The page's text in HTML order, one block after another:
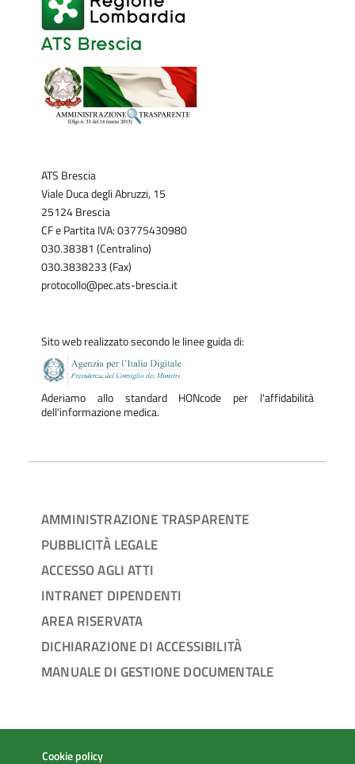
ATS Brescia
Viale Duca degli Abruzzi, 15
25124 Brescia
CF e Partita IVA: 03775430980
030.38381 (Centralino)
030.3838233 (Fax)
protocollo@pec.ats-brescia.it
Sito web realizzato secondo le linee guida di:
Aderiamo allo standard HONcode per l'affidabilità
dell'informazione medica.
AMMINISTRAZIONE TRASPARENTE
PUBBLICITÀ LEGALE
ACCESSO AGLI ATTI
INTRANET DIPENDENTI
AREA RISERVATA
DICHIARAZIONE DI ACCESSIBILITÀ
MANUALE DI GESTIONE DOCUMENTALE
Cookie policy